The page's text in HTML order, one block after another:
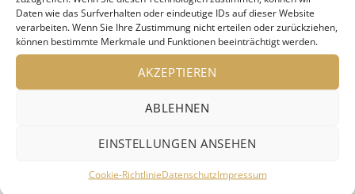
Daten wie das Surfverhalten oder eindeutige IDs auf dieser Website
verarbeiten. Wenn Sie Ihre Zustimmung nicht erteilen oder zurückziehen,
können bestimmte Merkmale und Funktionen beeinträchtigt werden.
AKZEPTIEREN
ABLEHNEN
EINSTELLUNGEN ANSEHEN
Cookie-RichtlinieDatenschutzImpressum
immense Vielfalt in Bachs Kantatenschaffen
bieten. Besonders die Instrumentierungen
sorgen für farbenfrohe Klangpracht: In der
Kantate Ich freue mich in Dir erklingt ein
strahlender Zink, während in der Kantate Süßer
Trost, mein Jesus kömmt eine Flöte und eine
Oboe d’amore für eine introvertierte Stimmung
ist der Sohn Gottes hingegen unterstreichen die